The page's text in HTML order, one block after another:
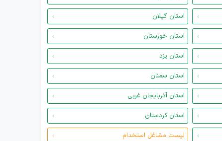
استان گیلان
استان خوزستان
استان یزد
استان سمنان
استان آذربایجان غربی
استان کردستان
لیست مشاغل استخدام